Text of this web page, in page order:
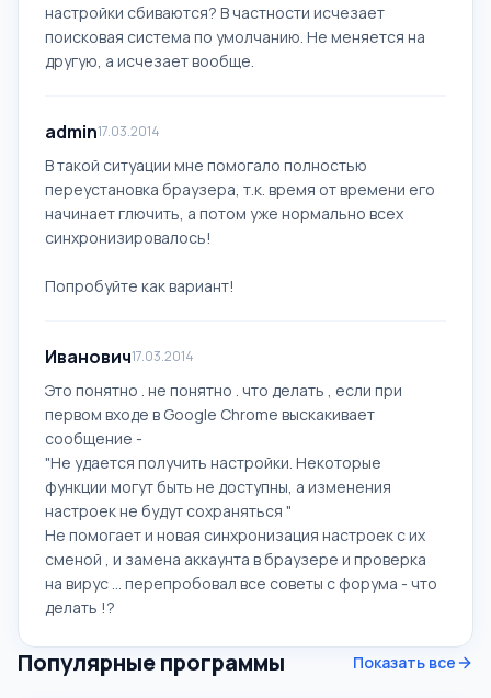
настройки сбиваются? В частности исчезает
поисковая система по умолчанию. Не меняется на
другую, а исчезает вообще.
admin17.03.2014
В такой ситуации мне помогало полностью
переустановка браузера, т.к. время от времени его
начинает глючить, а потом уже нормально всех
синхронизировалось!
Попробуйте как вариант!
Иванович17.03.2014
Это понятно . не понятно . что делать , если при
первом входе в Google Chrome выскакивает
сообщение -
"Не удается получить настройки. Некоторые
функции могут быть не доступны, а изменения
настроек не будут сохраняться "
Не помогает и новая синхронизация настроек с их
сменой , и замена аккаунта в браузере и проверка
на вирус ... перепробовал все советы с форума - что
делать !?
Популярные программы Показать все